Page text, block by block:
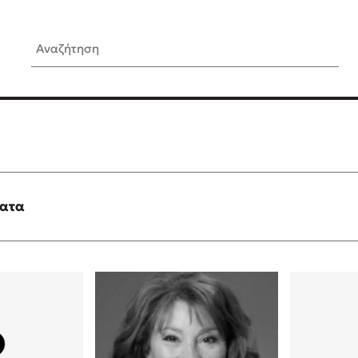
Αναζήτηση
είναι «το πρόβλημα»
αγνοείς
Τι είναι η
Δανάη Δεληγεώργη απαντά!
Συγχαρητήρια, Πέθανες!